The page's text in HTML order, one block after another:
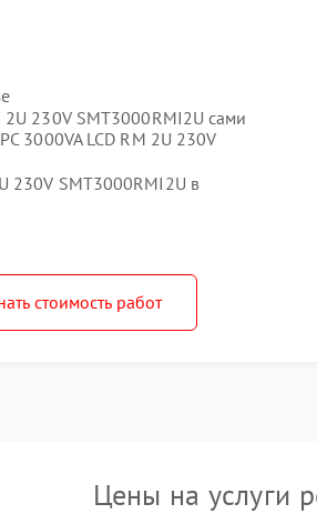
2U 230V SMT3000RMI2U сами
3000VA LCD RM 2U 230V
230V SMT3000RMI2U в
стоимость работ
Цены на услуги